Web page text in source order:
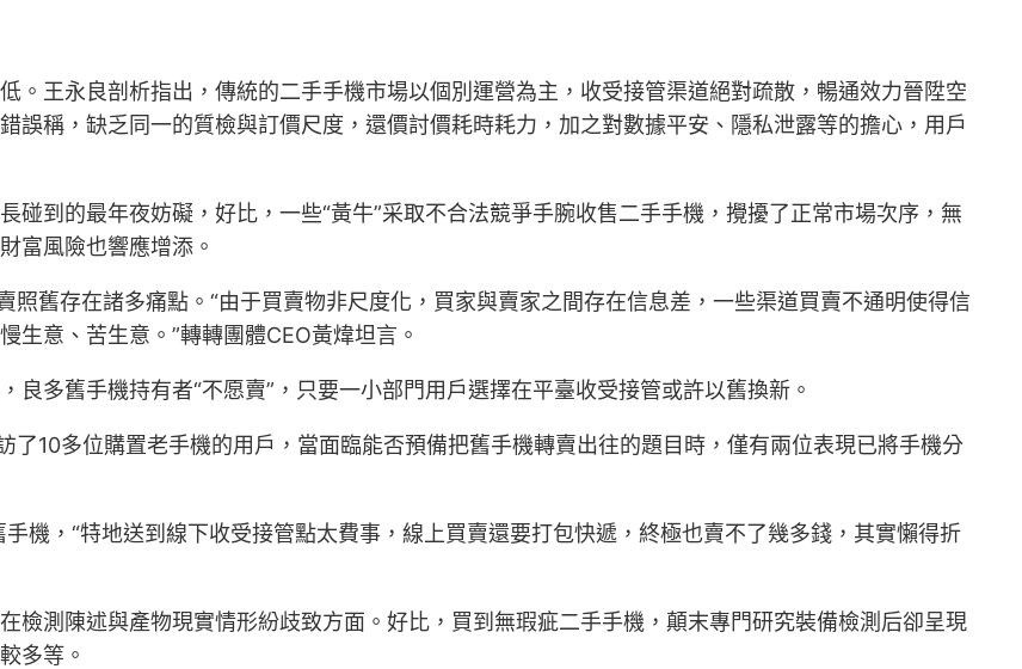
。王永良剖析指出，傳統的二手手機市場以個別運營為主，收受接管渠道絕對疏散，暢通效力晉陞空
誤稱，缺乏同一的質檢與訂價尺度，還價討價耗時耗力，加之對數據平安、隱私泄露等的擔心，用戶
碰到的最年夜妨礙，好比，一些“黃牛”采取不合法競爭手腕收售二手手機，攪擾了正常市場次序，無
富風險也響應增添。
照舊存在諸多痛點。“由于買賣物非尺度化，買家與賣家之間存在信息差，一些渠道買賣不通明使得信
生意、苦生意。”轉轉團體CEO黃煒坦言。
多舊手機持有者“不愿賣”，只要一小部門用戶選擇在平臺收受接管或許以舊換新。
10多位購置老手機的用戶，當面臨能否預備把舊手機轉賣出往的題目時，僅有兩位表現已將手機分
機，“特地送到線下收受接管點太費事，線上買賣還要打包快遞，終極也賣不了幾多錢，其實懶得折
檢測陳述與產物現實情形紛歧致方面。好比，買到無瑕疵二手手機，顛末專門研究裝備檢測后卻呈現
多等。